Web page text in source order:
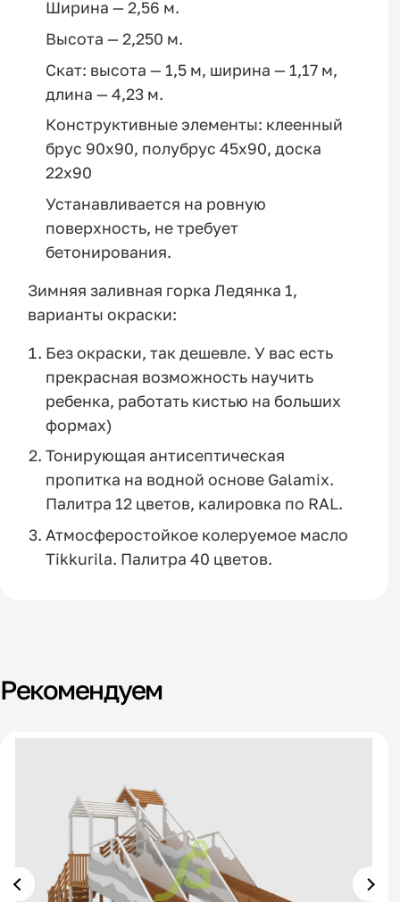
Ширина — 2,56 м.
Высота — 2,250 м.
Скат: высота — 1,5 м, ширина — 1,17 м,
длина — 4,23 м.
Конструктивные элементы: клеенный
брус 90х90, полубрус 45х90, доска
22х90
Устанавливается на ровную
поверхность, не требует
бетонирования.
Зимняя заливная горка Ледянка 1,
варианты окраски:
Без окраски, так дешевле. У вас есть
прекрасная возможность научить
ребенка, работать кистью на больших
формах)
Тонирующая антисептическая
пропитка на водной основе Galamix.
Палитра 12 цветов, калировка по RAL.
Атмосферостойкое колеруемое масло
Tikkurila. Палитра 40 цветов.
Рекомендуем